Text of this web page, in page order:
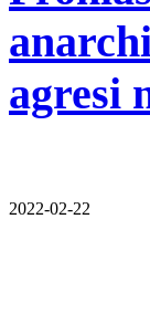
agresi
2022-02-22